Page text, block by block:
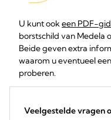
U kunt ookeen PDF-
borstschild van Medela
Beide geven extra
waarom u eventueel
proberen.
Veelgestelde vragen